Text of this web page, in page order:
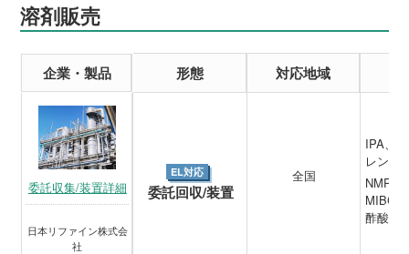
溶剤販売
企業・製品 形態 対応地域
委託収集/装置詳細
日本リファイン株式会
社
EL対応
委託回収/装置
全国
IPA、
レン、
NMP、
MIBC
酢酸ブ